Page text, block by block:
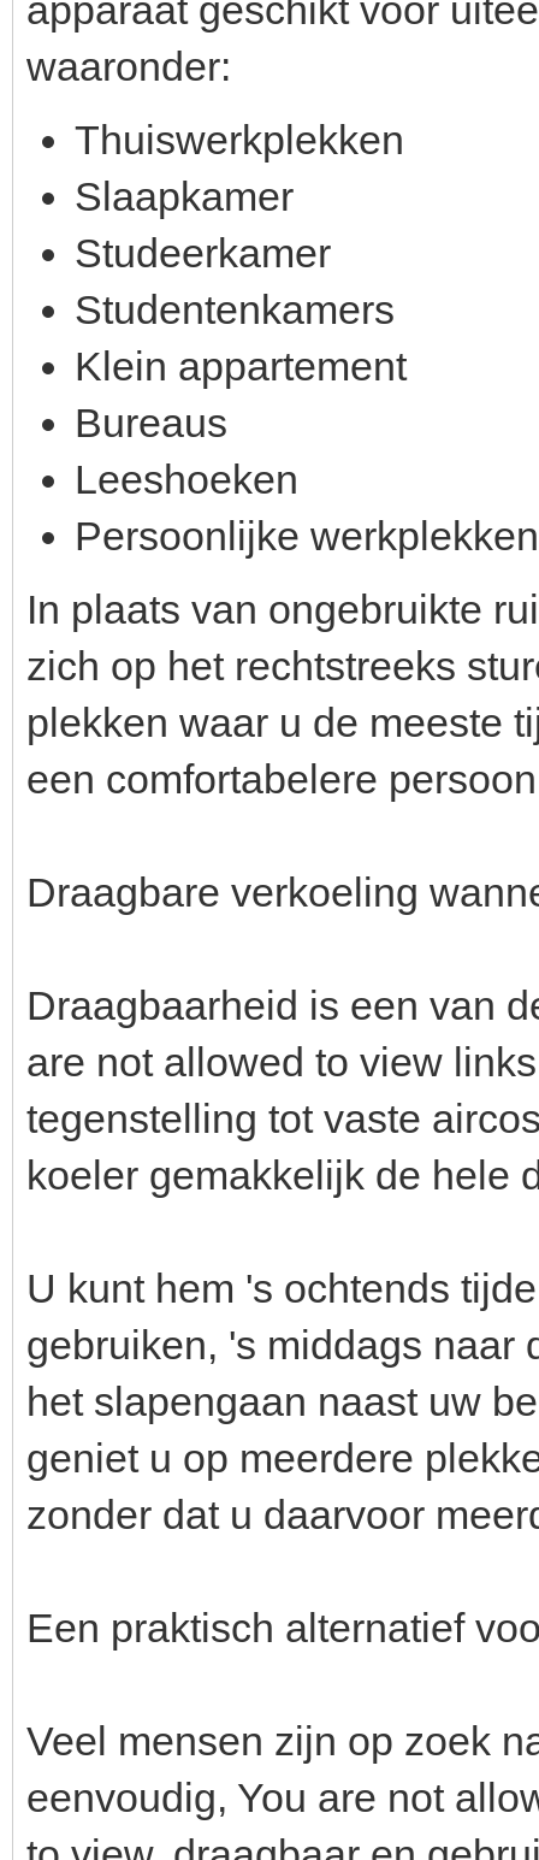
apparaat geschikt voor
waaronder:
Thuiswerkplekken
Slaapkamer
Studeerkamer
Studentenkamers
Klein appartement
Bureaus
Leeshoeken
Persoonlijke werkplekken
In plaats van ongebruikte
zich op het rechtstreeks
plekken waar u de meeste
een comfortabelere
Draagbare verkoeling
Draagbaarheid is een van
are not allowed to view
tegenstelling tot vaste
koeler gemakkelijk de hele
U kunt hem 's ochtends
gebruiken, 's middags naar
het slapengaan naast uw
geniet u op meerdere
zonder dat u daarvoor
Een praktisch alternatief
Veel mensen zijn op zoek
eenvoudig, You are not